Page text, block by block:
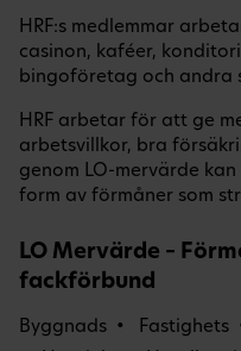
HRF:s medlemmar
casinon, kaféer,
bingoföretag och andra
HRF arbetar för att ge
arbetsvillkor, bra
genom LO-mervärde
form av förmåner som
LO Mervärde –
fackförbund
Byggnads Fastighets